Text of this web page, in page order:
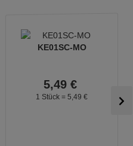
KE01SC-MO
5,49 €
1 Stück = 5, 49 €